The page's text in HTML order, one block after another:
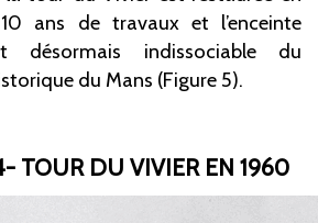
ans de travaux et l’enceinte
désormais indissociable du
du Mans (Figure 5).
TOUR DU VIVIER EN 1960